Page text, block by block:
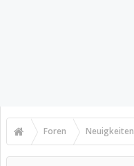
Foren Neuigkeiten